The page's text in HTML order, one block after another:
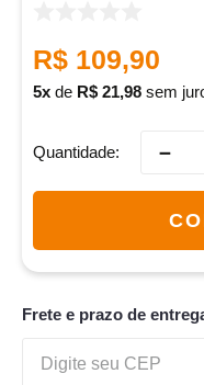
R$ 109,90
5 de R$ 21,98 sem
Quantidade －
Frete e prazo de